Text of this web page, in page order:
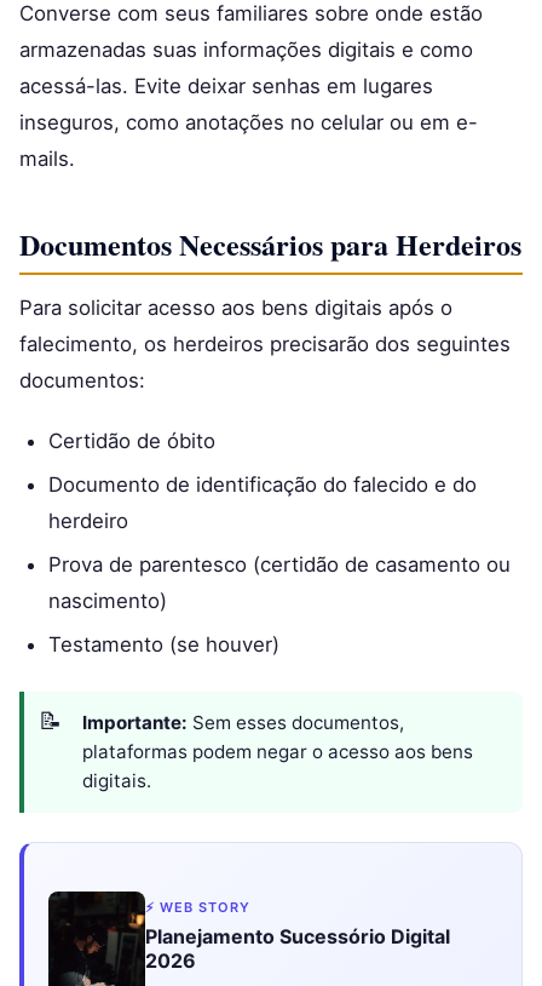
Converse com seus familiares sobre onde estão
armazenadas suas informações digitais e como
acessá-las. Evite deixar senhas em lugares
inseguros, como anotações no celular ou em e-
mails.
Documentos Necessários para Herdeiros
Para solicitar acesso aos bens digitais após o
falecimento, os herdeiros precisarão dos seguintes
documentos:
Certidão de óbito
Documento de identificação do falecido e do
herdeiro
Prova de parentesco (certidão de casamento ou
nascimento)
Testamento (se houver)
Importante: Sem esses documentos,
plataformas podem negar o acesso aos bens
digitais.
⚡ WEB STORY
Planejamento Sucessório Digital
2026